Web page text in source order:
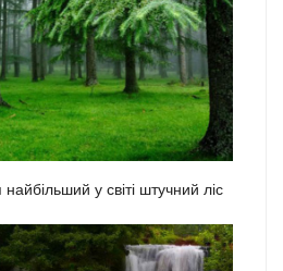
у світі штучний ліс